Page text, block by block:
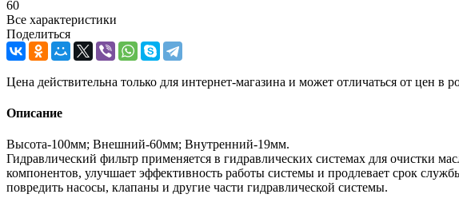
60
Все характеристики
Поделиться
Цена действительна только для интернет-магазина и может отличаться от цен в
Описание
Высота-100мм; Внешний-60мм; Внутренний-19мм.
Гидравлический фильтр применяется в гидравлических системах для очистки
компонентов, улучшает эффективность работы системы и продлевает срок
повредить насосы, клапаны и другие части гидравлической системы.